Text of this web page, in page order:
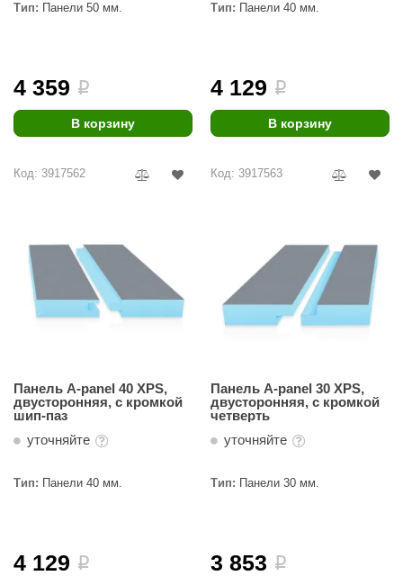
Тип: Панели 50 мм.
4 359 i
В корзину
Тип: Панели 40 мм.
4 129 i
В корзину
Код: 3917562
Панель A-panel 40 XPS,
двусторонняя, с кромкой
шип-паз
уточняйте
Тип: Панели 40 мм.
4 129 i
Код: 3917563
Панель A-panel 30 XPS,
двусторонняя, с кромкой
четверть
уточняйте
Тип: Панели 30 мм.
3 853 i